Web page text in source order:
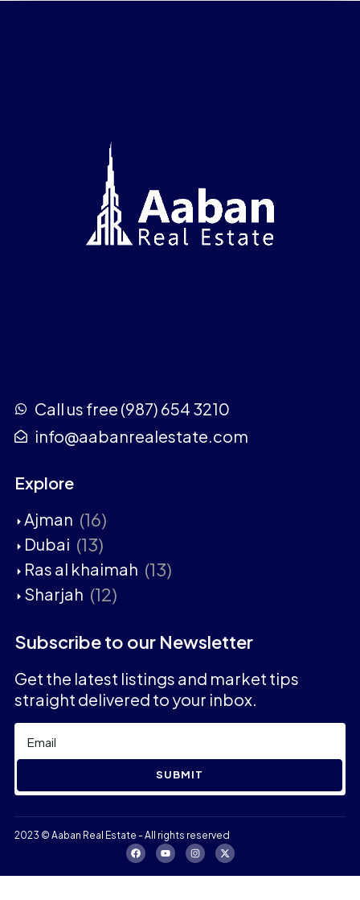
Call us free (987) 654 3210
info@aabanrealestate.com
Explore
Ajman (16)
Dubai (13)
Ras al khaimah (13)
Sharjah (12)
Subscribe to our Newsletter
Get the latest listings and market tips
straight delivered to your inbox.
SUBMIT
2023 © Aaban Real Estate - All rights reserved